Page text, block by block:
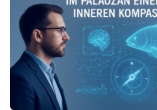
mit dem Titel „Iron’s Irony“ ist in
& Environment erschienen. Die Studie
Forschungsergebnisse zusammen und
neu, um zu erklären, wie Eisen, das aus
Systemen freigesetzt wird, über ganze
transportiert werden kann. „Das…